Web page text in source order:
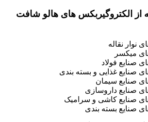
از الکتروگیربکس های هالو شافت